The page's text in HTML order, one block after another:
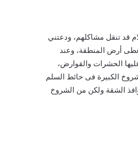
قد تنقل مشاكلهم، ودعتني
أرض المنطقة، وعند
الحشرات والقوارض،
الكبيرة فى حائط السلم
الشقة ولكن من الشروخ